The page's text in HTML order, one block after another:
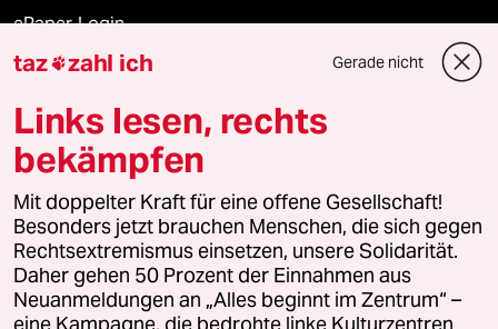
ePaper Login
Downloads für Abonnierende
© 2026 taz Verlags und Vertriebs GmbH
Alle Rechte vorbehalten. Bei rechtlichen Fragen oder für Genehmigungen
wenden Sie sich bitte an
lizenzen@taz.de
Feedback Redaktionsstatut Kommune-Richtlinien
taz zahl ich Gerade nicht
Links lesen, rechts
bekämpfen
Mit doppelter Kraft für eine offene Gesellschaft!
Besonders jetzt brauchen Menschen, die sich gegen
Rechtsextremismus einsetzen, unsere Solidarität.
Daher gehen 50 Prozent der Einnahmen aus
Neuanmeldungen an „Alles beginnt im Zentrum“ –